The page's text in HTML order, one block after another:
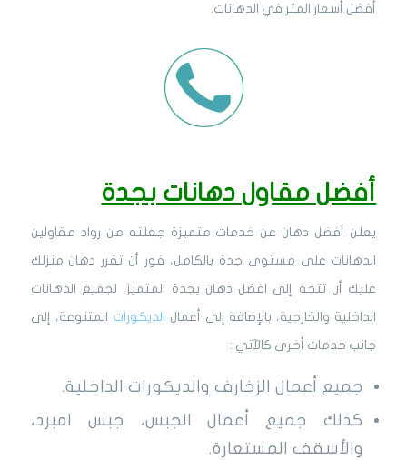
أفضل أسعار المتر في الدهانات.
أفضل مقاول دهانات بجدة
يعلن أفضل دهان عن خدمات متميزة جعلته من رواد مقاولين
الدهانات على مستوى جدة بالكامل، فور أن تقرر دهان منزلك
عليك أن تتجه إلى افضل دهان بجدة المتميز، لجميع الدهانات
الداخلية والخارجية، بالإضافة إلى أعمال الديكورات المتنوعة، إلى
جانب خدمات أخرى كالآتي :
جميع أعمال الزخارف والديكورات الداخلية.
كذلك جميع أعمال الجبس، جبس امبرد،
والأسقف المستعارة.